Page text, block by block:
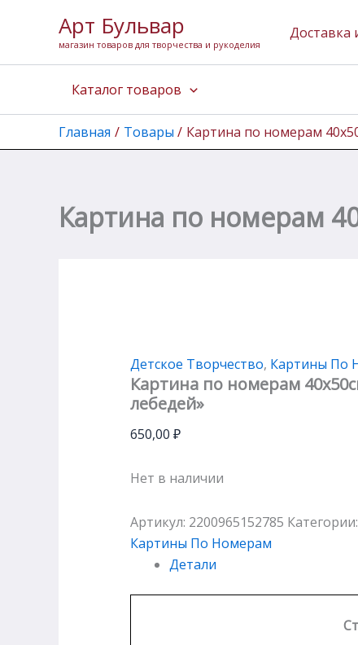
содержимому
Арт Бульвар
магазин товаров для творчества и рукоделия
Доставка
Каталог товаров
Главная Товары Картина по номерам
Картина по номерам
Детское Творчество, Картины По
Картина по номерам
лебедей»
650,00 ₽
Нет в наличии
Артикул: 2200965152785 Категории:
Картины По Номерам
Детали